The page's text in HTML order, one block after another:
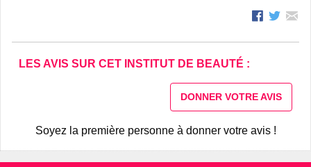
LES AVIS SUR CET INSTITUT DE BEAUTÉ :
DONNER VOTRE AVIS
Soyez la première personne à donner votre avis !